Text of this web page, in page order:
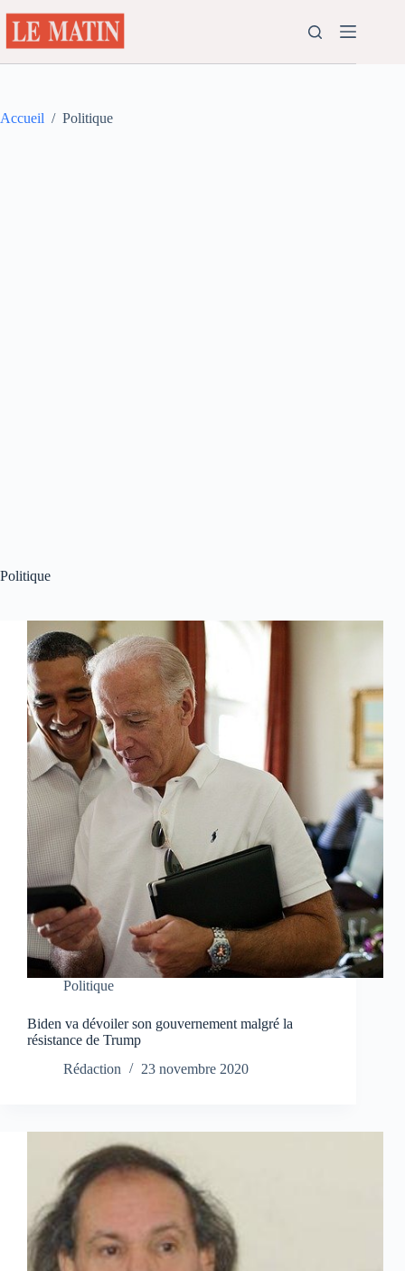
au
contenu
Accueil / Politique
Politique
Politique
Biden va dévoiler son gouvernement malgré la
résistance de Trump
Rédaction
23 novembre 2020